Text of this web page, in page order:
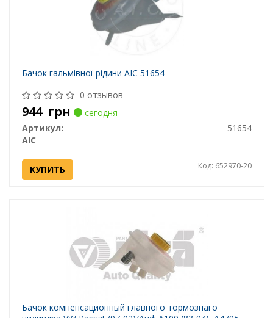
Бачок гальмівної рідини AIC 51654
0 отзывов
944 грн
сегодня
Артикул:
51654
AIC
КУПИТЬ Код: 652970-20
Бачок компенсационный главного тормознаго